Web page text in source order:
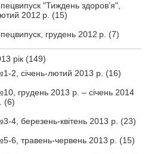
"Тиждень здоров’я",
2012 р. (15)
грудень 2012 р. (7)
рік (149)
2, січень-лютий 2013 р. (16)
грудень 2013 р. – січень 2014
(6)
4, березень-квітень 2013 р. (23)
6, травень-червень 2013 р. (15)